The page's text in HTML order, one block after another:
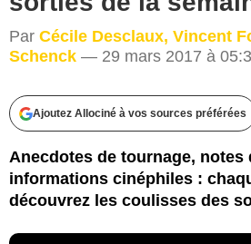
Par Cécile Desclaux, Vincent
Schenck — 29 mars 2017 à
Ajoutez Allociné à vos sources préférées
Anecdotes de tournage, notes
informations cinéphiles :
découvrez les coulisses des